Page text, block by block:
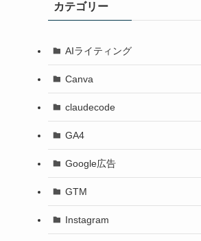
カテゴリー
AIライティング
Canva
claudecode
GA4
Google広告
GTM
Instagram